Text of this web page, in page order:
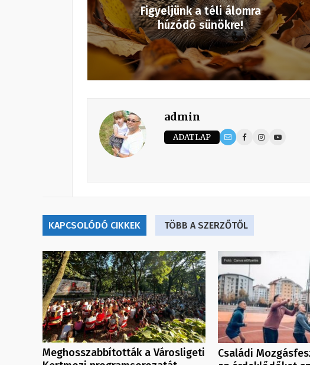
Figyeljünk a téli álomra
húzódó sünökre!
admin
ADATLAP
KAPCSOLÓDÓ CIKKEK TÖBB A SZERZŐTŐL
Meghosszabbították a Városligeti
Családi